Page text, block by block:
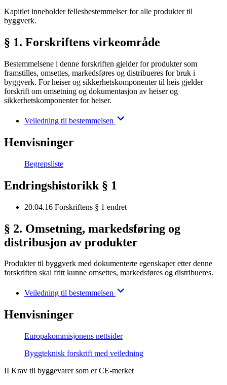
Kapitlet inneholder fellesbestemmelser for alle produkter til
byggverk.
§ 1. Forskriftens virkeområde
Bestemmelsene i denne forskriften gjelder for produkter som
framstilles, omsettes, markedsføres og distribueres for bruk i
byggverk. For heiser og sikkerhetskomponenter til heis gjelder
forskrift om omsetning og dokumentasjon av heiser og
sikkerhetskomponenter for heiser.
Veiledning til bestemmelsen
Henvisninger
Begrepsliste
Endringshistorikk § 1
20.04.16 Forskriftens § 1 endret
§ 2. Omsetning, markedsføring og
distribusjon av produkter
Produkter til byggverk med dokumenterte egenskaper etter denne
forskriften skal fritt kunne omsettes, markedsføres og distribueres.
Veiledning til bestemmelsen
Henvisninger
Europakommisjonens nettsider
Byggteknisk forskrift med veiledning
II Krav til byggevarer som er CE-merket